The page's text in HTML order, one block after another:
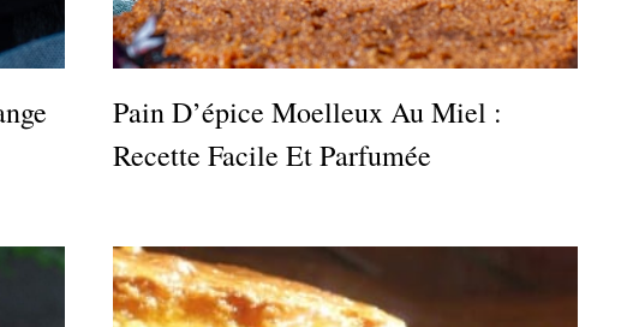
Pain D’épice Moelleux Au Miel :
Recette Facile Et Parfumée